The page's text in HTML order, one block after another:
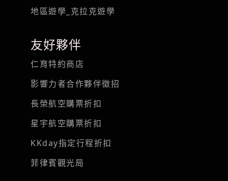
地區遊學_克拉克遊學
友好夥伴
仁育特約商店
影響力者合作夥伴徵招
長榮航空購票折扣
星宇航空購票折扣
KKday指定行程折扣
菲律賓觀光局